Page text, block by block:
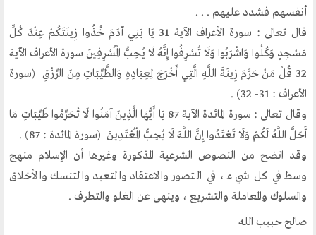
قالوا في المنتدى
روابط اخرى
أخبار العالم الاسلامي
التدريب
جديد المؤتمرات
خطب الجمعة
طلب توظيف
مشاركات القراء
مواقع صديقة
أنفسهم فشدد عليهم . . .
قال تعالى : سورة الأعراف الآية 31 يَا بَنِي آدَمَ خُذُوا زِينَتَكُمْ عِنْدَ كُلِّ
مَسْجِدٍ وَكُلُوا وَاشْرَبُوا وَلَا تُسْرِفُوا إِنَّهُ لَا يُحِبُّ الْمُسْرِفِينَ سورة الأعراف الآية
32 قُلْ مَنْ حَرَّمَ زِينَةَ اللَّهِ الَّتِي أَخْرَجَ لِعِبَادِهِ وَالطَّيِّبَاتِ مِنَ الرِّزْقِ (سورة
الأعراف : 31- 32) .
وقال تعالى : سورة المائدة الآية 87 يَا أَيُّهَا الَّذِينَ آمَنُوا لَا تُحَرِّمُوا طَيِّبَاتِ مَا
أَحَلَّ اللَّهُ لَكُمْ وَلَا تَعْتَدُوا إِنَّ اللَّهَ لَا يُحِبُّ الْمُعْتَدِينَ (سورة المائدة : 87) .
وقد اتضح من النصوص الشرعية المذكورة وغيرها أن الإسلام منهج
وسط في كل شيء ، في التصور والاعتقاد والتعبد والتنسك والأخلاق
والسلوك والمعاملة والتشريع ، وينهى عن الغلو والتطرف .
صالح حبيب الله